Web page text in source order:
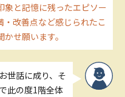
象と記憶に残ったエピソー
・改善点など感じられたこ
せ願います。
世話に成り、そ
此の度1階全体